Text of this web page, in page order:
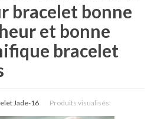
bracelet bonne
et bonne
bracelet
Jade-16 Produits visualisés: